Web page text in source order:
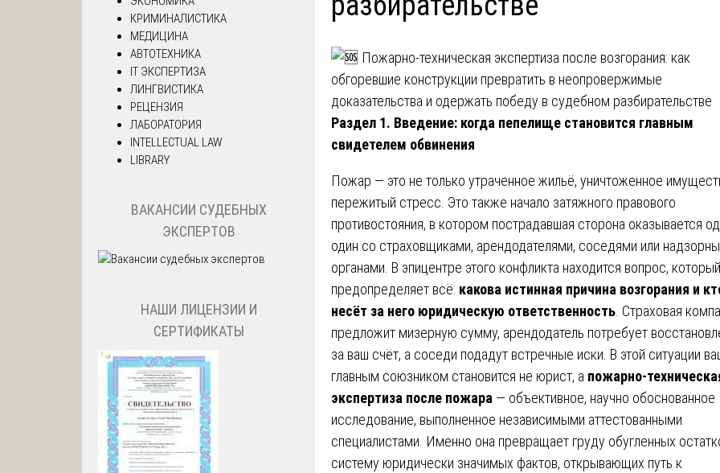
Раздел 1. Введение: когда пепелище становится главным
свидетелем обвинения
Пожар — это не только утраченное жильё, уничтоженное
пережитый стресс. Это также начало затяжного правового
противостояния, в котором пострадавшая сторона оказывается
один со страховщиками, арендодателями, соседями или
органами. В эпицентре этого конфликта находится вопрос, который
предопределяет всё: какова истинная причина возгорания и
несёт за него юридическую ответственность . Страховая
предложит мизерную сумму, арендодатель потребует
за ваш счёт, а соседи подадут встречные иски. В этой ситуации
главным союзником становится не юрист, а пожарно-
экспертиза после пожара — объективное, научно обоснованное
исследование, выполненное независимыми аттестованными
специалистами. Именно она превращает груду обугленных
систему юридически значимых фактов, открывающих путь к
КРИМИНАЛИСТИКА
МЕДИЦИНА
АВТОТЕХНИКА
IT ЭКСПЕРТИЗА
ЛИНГВИСТИКА
РЕЦЕНЗИЯ
ЛАБОРАТОРИЯ
INTELLECTUAL LAW
LIBRARY
ВАКАНСИИ СУДЕБНЫХ
ЭКСПЕРТОВ
НАШИ ЛИЦЕНЗИИ И
СЕРТИФИКАТЫ